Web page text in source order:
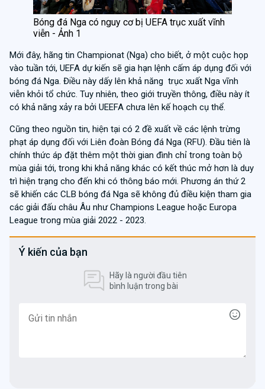
Bóng đá Nga có nguy cơ bị UEFA trục xuất vĩnh
viễn - Ảnh 1
Mới đây, hãng tin Championat (Nga) cho biết, ở một cuộc họp
vào tuần tới, UEFA dự kiến ​​sẽ gia hạn lệnh cấm áp dụng đối với
bóng đá Nga. Điều này dấy lên khả năng trục xuất Nga vĩnh
viễn khỏi tổ chức. Tuy nhiên, theo giới truyền thông, điều này ít
có khả năng xảy ra bởi UEEFA chưa lên kế hoạch cụ thể.
Cũng theo nguồn tin, hiện tại có 2 đề xuất về các lệnh trừng
phạt áp dụng đối với Liên đoàn Bóng đá Nga (RFU). Đầu tiên là
chính thức áp đặt thêm một thời gian đình chỉ trong toàn bộ
mùa giải tới, trong khi khả năng khác có kết thúc mở hơn là duy
trì hiện trạng cho đến khi có thông báo mới. Phương án thứ 2
sẽ khiến các CLB bóng đá Nga sẽ không đủ điều kiện tham gia
các giải đấu châu Âu như Champions League hoặc Europa
League trong mùa giải 2022 - 2023.
Ý kiến của bạn
Hãy là người đầu tiên
bình luận trong bài